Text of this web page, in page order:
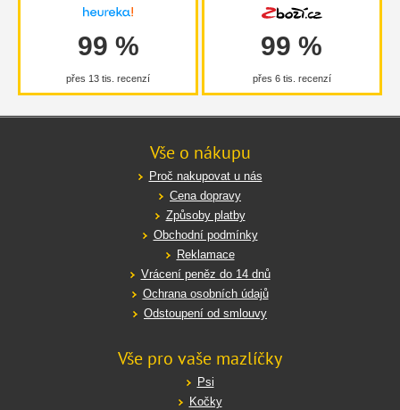
99 %
přes 13 tis. recenzí
99 %
přes 6 tis. recenzí
Vše o nákupu
Proč nakupovat u nás
Cena dopravy
Způsoby platby
Obchodní podmínky
Reklamace
Vrácení peněz do 14 dnů
Ochrana osobních údajů
Odstoupení od smlouvy
Vše pro vaše mazlíčky
Psi
Kočky